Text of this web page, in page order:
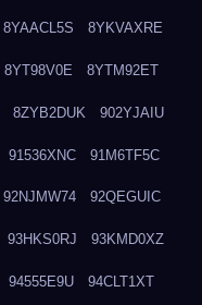
8YAACL5S 8YKVAXRE
8YT98V0E 8YTM92ET
8ZYB2DUK 902YJAIU
91536XNC 91M6TF5C
92NJMW74 92QEGUIC
93HKS0RJ 93KMD0XZ
94555E9U 94CLT1XT